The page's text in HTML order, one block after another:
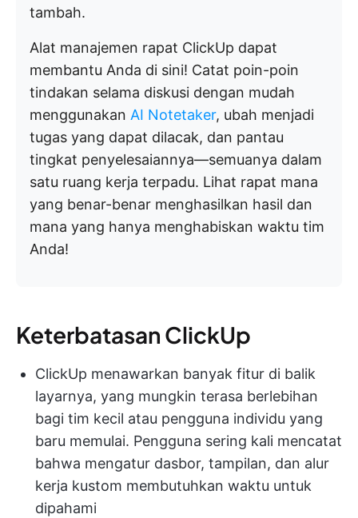
tambah.
Alat manajemen rapat ClickUp dapat
membantu Anda di sini! Catat poin-poin
tindakan selama diskusi dengan mudah
menggunakan AI Notetaker, ubah menjadi
tugas yang dapat dilacak, dan pantau
tingkat penyelesaiannya—semuanya dalam
satu ruang kerja terpadu. Lihat rapat mana
yang benar-benar menghasilkan hasil dan
mana yang hanya menghabiskan waktu tim
Anda!
Keterbatasan ClickUp
ClickUp menawarkan banyak fitur di balik
layarnya, yang mungkin terasa berlebihan
bagi tim kecil atau pengguna individu yang
baru memulai. Pengguna sering kali mencatat
bahwa mengatur dasbor, tampilan, dan alur
kerja kustom membutuhkan waktu untuk
dipahami